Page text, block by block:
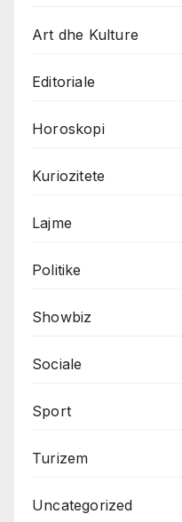
Art dhe Kulture
Editoriale
Horoskopi
Kuriozitete
Lajme
Politike
Showbiz
Sociale
Sport
Turizem
Uncategorized